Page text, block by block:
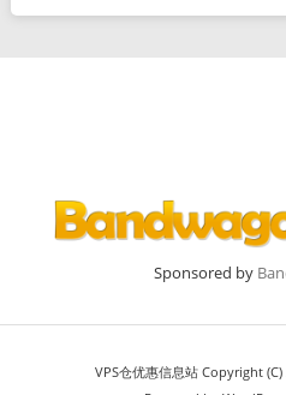
Sponsored by
VPS仓优惠信息站 Copyright